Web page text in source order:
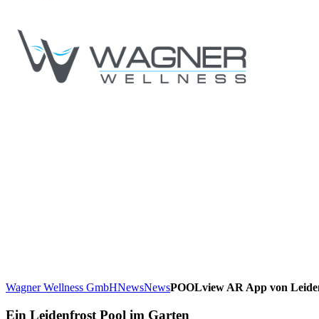
Wagner Wellness GmbHNewsNewsPOOLview AR App von
Ein Leidenfrost Pool im Garten